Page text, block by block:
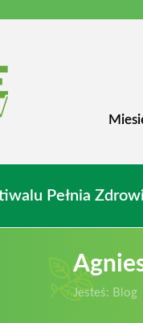
Pełnia
Jesteś: Blog